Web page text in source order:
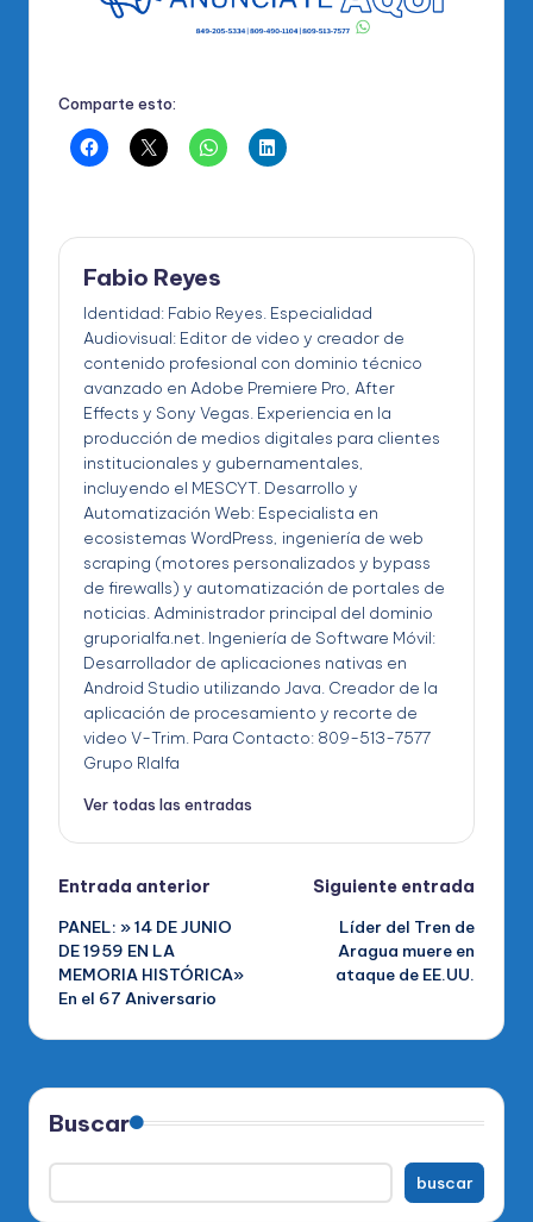
Comparte esto:
Fabio Reyes
Identidad: Fabio Reyes. Especialidad
Audiovisual: Editor de video y creador de
contenido profesional con dominio técnico
avanzado en Adobe Premiere Pro, After
Effects y Sony Vegas. Experiencia en la
producción de medios digitales para clientes
institucionales y gubernamentales,
incluyendo el MESCYT. Desarrollo y
Automatización Web: Especialista en
ecosistemas WordPress, ingeniería de web
scraping (motores personalizados y bypass
de firewalls) y automatización de portales de
noticias. Administrador principal del dominio
gruporialfa.net. Ingeniería de Software Móvil:
Desarrollador de aplicaciones nativas en
Android Studio utilizando Java. Creador de la
aplicación de procesamiento y recorte de
video V-Trim. Para Contacto: 809-513-7577
Grupo RIalfa
Ver todas las entradas
Navegación
de
entradas
Entrada anterior
PANEL: » 14 DE JUNIO
DE 1959 EN LA
MEMORIA HISTÓRICA»
En el 67 Aniversario
Siguiente entrada
Líder del Tren de
Aragua muere en
ataque de EE.UU.
Buscar
buscar